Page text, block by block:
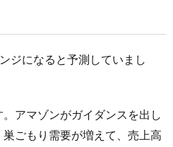
ジになると予測していまし
アマゾンがガイダンスを出し
ごもり需要が増えて、売上高